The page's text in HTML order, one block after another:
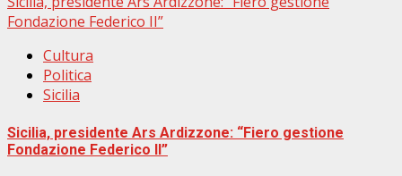
Fondazione Federico II”
Cultura
Politica
Sicilia
Sicilia, presidente Ars Ardizzone: “Fiero gestione
Fondazione Federico II”